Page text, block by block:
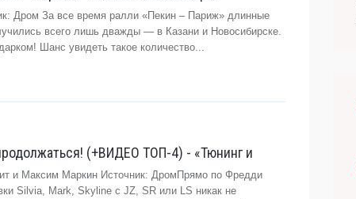
Дром За все время ралли «Пекин – Париж» длинные
всего лишь дважды — в Казани и Новосибирске.
Шанс увидеть такое количество...
(+ВИДЕО ТОП-4) - «Тюнинг и
и Максим Маркин Источник: ДромПрямо по Фредди
Silvia, Mark, Skyline с JZ, SR или LS никак не